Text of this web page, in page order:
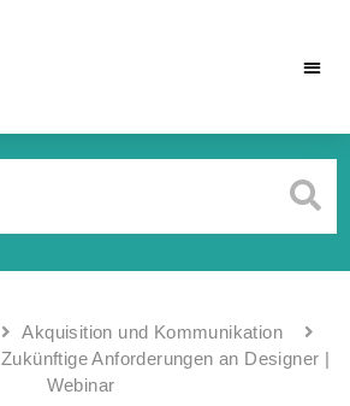
Akquisition und Kommunikation
Zukünftige Anforderungen an Designer |
Webinar